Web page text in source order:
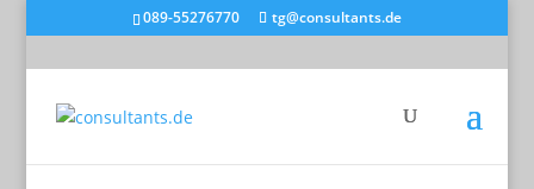
089-55276770 tg@consultants.de